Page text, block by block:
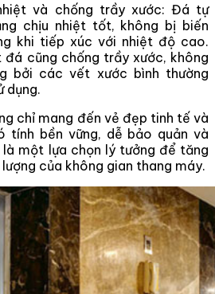
và chống trầy xước: Đá tự
chịu nhiệt tốt, không bị biến
khi tiếp xúc với nhiệt độ cao.
đá cũng chống trầy xước, không
bởi các vết xước bình thường
dụng.
chỉ mang đến vẻ đẹp tinh tế và
tính bền vững, dễ bảo quản và
một lựa chọn lý tưởng để tăng
của không gian thang máy.